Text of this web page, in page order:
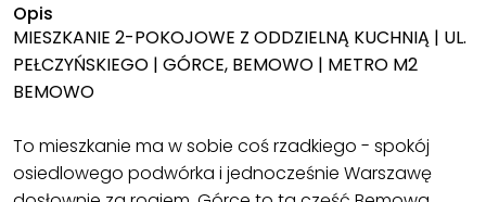
Opis
MIESZKANIE 2-POKOJOWE Z ODDZIELNĄ KUCHNIĄ | UL.
PEŁCZYŃSKIEGO | GÓRCE, BEMOWO | METRO M2
BEMOWO
To mieszkanie ma w sobie coś rzadkiego - spokój
osiedlowego podwórka i jednocześnie Warszawę